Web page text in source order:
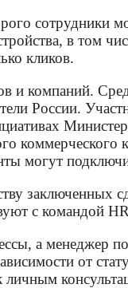
сотрудники
в том
кликов.
и
России.
могут
с командой
а
от